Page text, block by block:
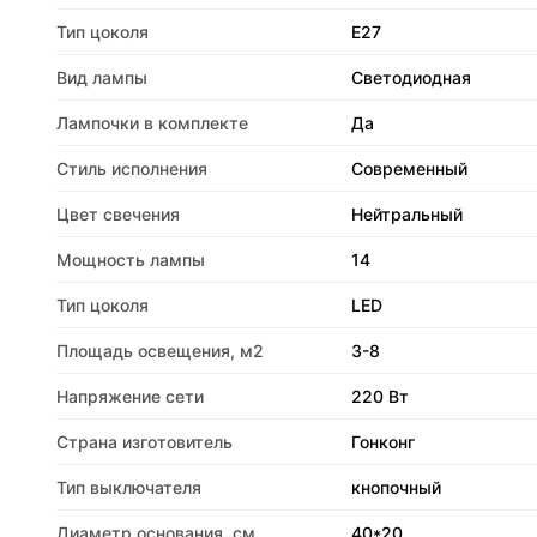
Тип цоколя E27
Вид лампы Светодиодная
Лампочки в комплекте Да
Стиль исполнения Современный
Цвет свечения Нейтральный
Мощность лампы 14
Тип цоколя LED
Площадь освещения, м2 3-8
Напряжение сети 220 Вт
Страна изготовитель Гонконг
Тип выключателя кнопочный
Диаметр основания, см 40*20